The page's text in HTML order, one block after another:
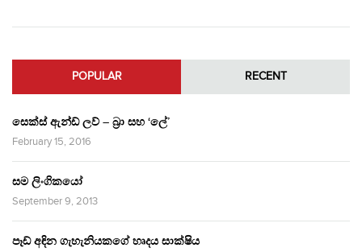
POPULAR RECENT
සෙක්ස් ඇන්ඩ් ලව් – බ්‍රා සහ ‘ලේ’
February 15, 2016
සම ලිංගිකයෝ
September 9, 2013
පෑඩ් අඳින ගැහැනියකගේ හෘදය සාක්ෂිය